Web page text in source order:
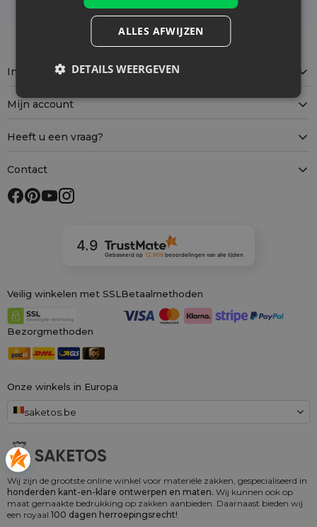
Wij zijn de grootste online winkel voor materiële zakken, gespecialiseerd in
honderden kant-en-klare ontwerpen en maten. Wij kunnen ook op
maat gemaakte bedrukking op zakken aanbieden. Daarnaast bieden wij
een royaal 100 dagen herroepingsrecht!
Onze winkels in Europa
saketos.be
Informatie
Mijn account
Heeft u een vraag?
Contact
4.9
Gebaseerd op 12 909 beoordelingenvan alle tijden
Veilig winkelen met SSLBetaalmethoden
Bezorgmethoden
ALLES AFWIJZEN
DETAILS WEERGEVEN